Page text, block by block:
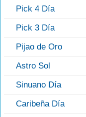
Pick 4 Día
Pick 3 Día
Pijao de Oro
Astro Sol
Sinuano Día
Caribeña Día